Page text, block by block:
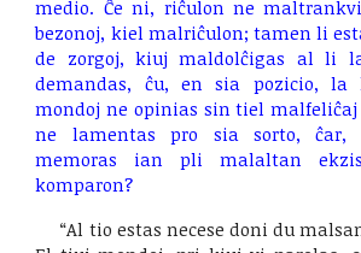
medio. Ĉe ni, riĉulon ne
bezonoj, kiel malriĉulon; tamen li
de zorgoj, kiuj maldolĉigas al li
demandas, ĉu, en sia pozicio,
mondoj ne opinias sin tiel
ne lamentas pro sia sorto,
memoras ian pli malaltan
komparon?
“Al tio estas necese doni du